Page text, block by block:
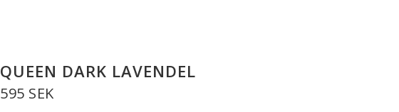
QUEEN DARK LAVENDEL
595 SEK